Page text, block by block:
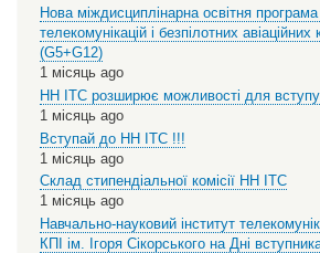
Нова міждисциплінарна освітня
телекомунікацій і безпілотних авіаційних
(G5+G12)
1 місяць ago
НН ІТС розширює можливості для
1 місяць ago
Вступай до НН ІТС !!!
1 місяць ago
Склад стипендіальної комісії НН ІТС
1 місяць ago
Навчально-науковий інститут
КПІ ім. Ігоря Сікорського на Дні